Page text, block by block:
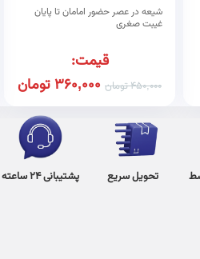
شیعه در عصر حضور امامان تا پایان
غیبت صغری
قیمت:
450,000تومان 360,000تومان
تحویل سریع پشتیبانی 24 ساعته